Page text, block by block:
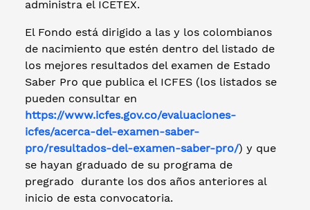
administra el ICETEX.
El Fondo está dirigido a las y los colombianos
de nacimiento que estén dentro del listado de
los mejores resultados del examen de Estado
Saber Pro que publica el ICFES (los listados se
pueden consultar en
https://www.icfes.gov.co/evaluaciones-
icfes/acerca-del-examen-saber-
pro/resultados-del-examen-saber-pro/) y que
se hayan graduado de su programa de
pregrado durante los dos años anteriores al
inicio de esta convocatoria.